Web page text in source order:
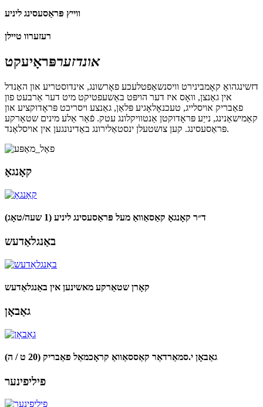
ווייץ פּראַסעסינג ליניע
רעזערוו טיילן
אונדזערפּראָיעקט
דזשינגהואַ קאָמבינירט וויסנשאַפטלעכע פאָרשונג, אינדוסטריע און האַנדל
אין גאַנצן, וואָס איז דער הויפּט באַשעפטיקט מיט דער אַרבעט פון
פאַבריק אויסלייג, טעכנאָלאָגיע פּלאַן, גאַנצע ויסריכט פּראָדוקציע און
קאַמישאַנינג, נייַע פּראָדוקטן אַנטוויקלונג עטק. פֿאַר אַלע מינים שטאַרקע
פּראַסעסינג. קען צושטעלן ינסטאַלירונג באַדינונגען אין אויסלאַנד.
קאָנגאָ
ד״ר קאָנגאָ קאַסאַוואַ מעל פּראַסעסינג ליניע (1 שעה/טאָג)
באַנגלאַדעש
קאָרן שטאַרקע מאשינען אין באַנגלאַדעש
גאַבאָן
גאַבאָן י.סמאַרדאַר קאַססאַוואַ קראָכמאַל פאַבריק (20 ט / ה)
פיליפינער